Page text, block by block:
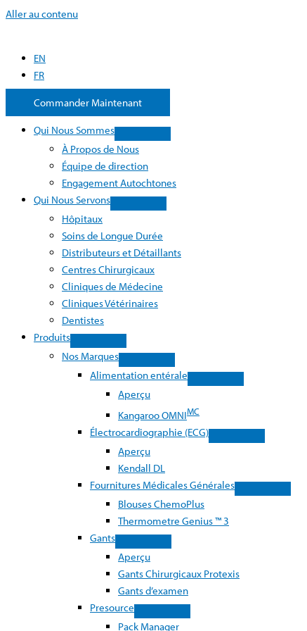
Aller au contenu
EN
FR
Commander Maintenant
Qui Nous Sommes
À Propos de Nous
Équipe de direction
Engagement Autochtones
Qui Nous Servons
Hôpitaux
Soins de Longue Durée
Distributeurs et Détaillants
Centres Chirurgicaux
Cliniques de Médecine
Cliniques Vétérinaires
Dentistes
Produits
Nos Marques
Alimentation entérale
Aperçu
Kangaroo OMNIMC
Électrocardiographie (ECG)
Aperçu
Kendall DL
Fournitures Médicales Générales
Blouses ChemoPlus
Thermometre Genius ™ 3
Gants
Aperçu
Gants Chirurgicaux Protexis
Gants d’examen
Presource
Pack Manager